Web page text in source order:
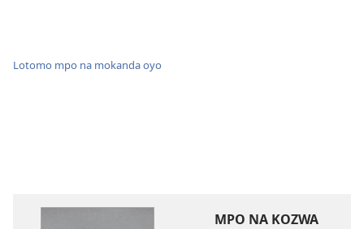
Lotomo mpo na mokanda oyo
MPO NA KOZWA